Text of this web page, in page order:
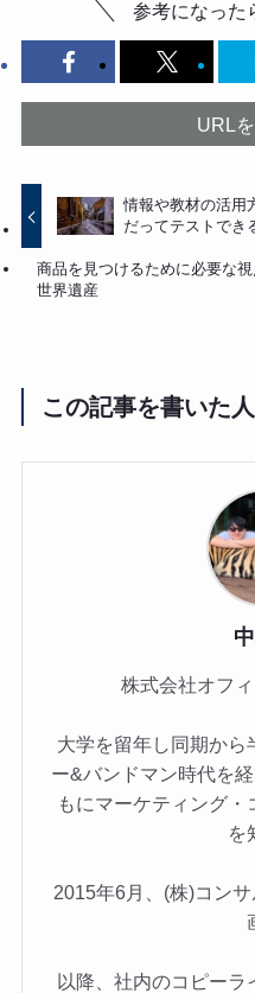
参考になった
URL
情報や教材の活用
だってテストでき
商品を見つけるために必要な
世界遺産
この記事を書いた人
株式会社オフ
大学を留年し同期から
ー&バンドマン時代を
もにマーケティング
を
2015年6月、(株)コン
以降、社内のコピーラ